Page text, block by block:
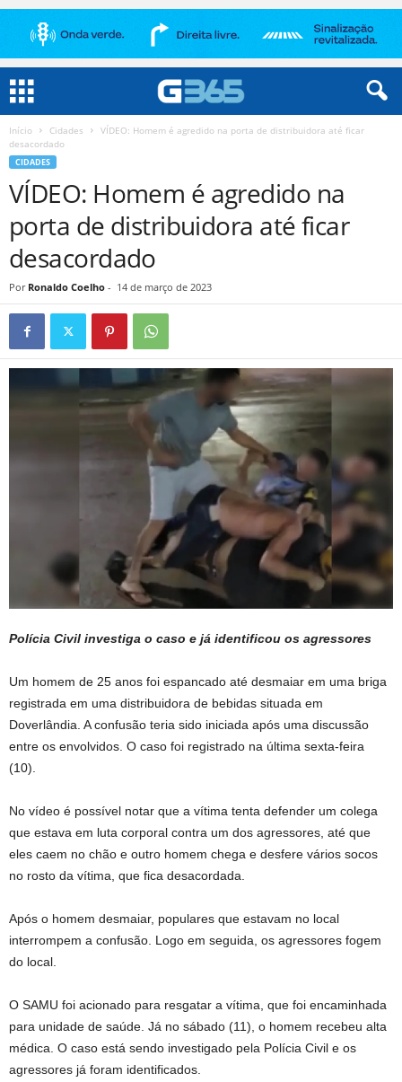
Início Cidades
VÍDEO: Homem é agredido na porta de distribuidora até ficar
desacordado
CIDADES
VÍDEO: Homem é agredido na
porta de distribuidora até ficar
desacordado
Por Ronaldo Coelho - 14 de março de 2023
Polícia Civil investiga o caso e já identificou os agressores
Um homem de 25 anos foi espancado até desmaiar em uma briga
registrada em uma distribuidora de bebidas situada em
Doverlândia. A confusão teria sido iniciada após uma discussão
entre os envolvidos. O caso foi registrado na última sexta-feira
(10).
No vídeo é possível notar que a vítima tenta defender um colega
que estava em luta corporal contra um dos agressores, até que
eles caem no chão e outro homem chega e desfere vários socos
no rosto da vítima, que fica desacordada.
Após o homem desmaiar, populares que estavam no local
interrompem a confusão. Logo em seguida, os agressores fogem
do local.
O SAMU foi acionado para resgatar a vítima, que foi encaminhada
para unidade de saúde. Já no sábado (11), o homem recebeu alta
médica. O caso está sendo investigado pela Polícia Civil e os
agressores já foram identificados.